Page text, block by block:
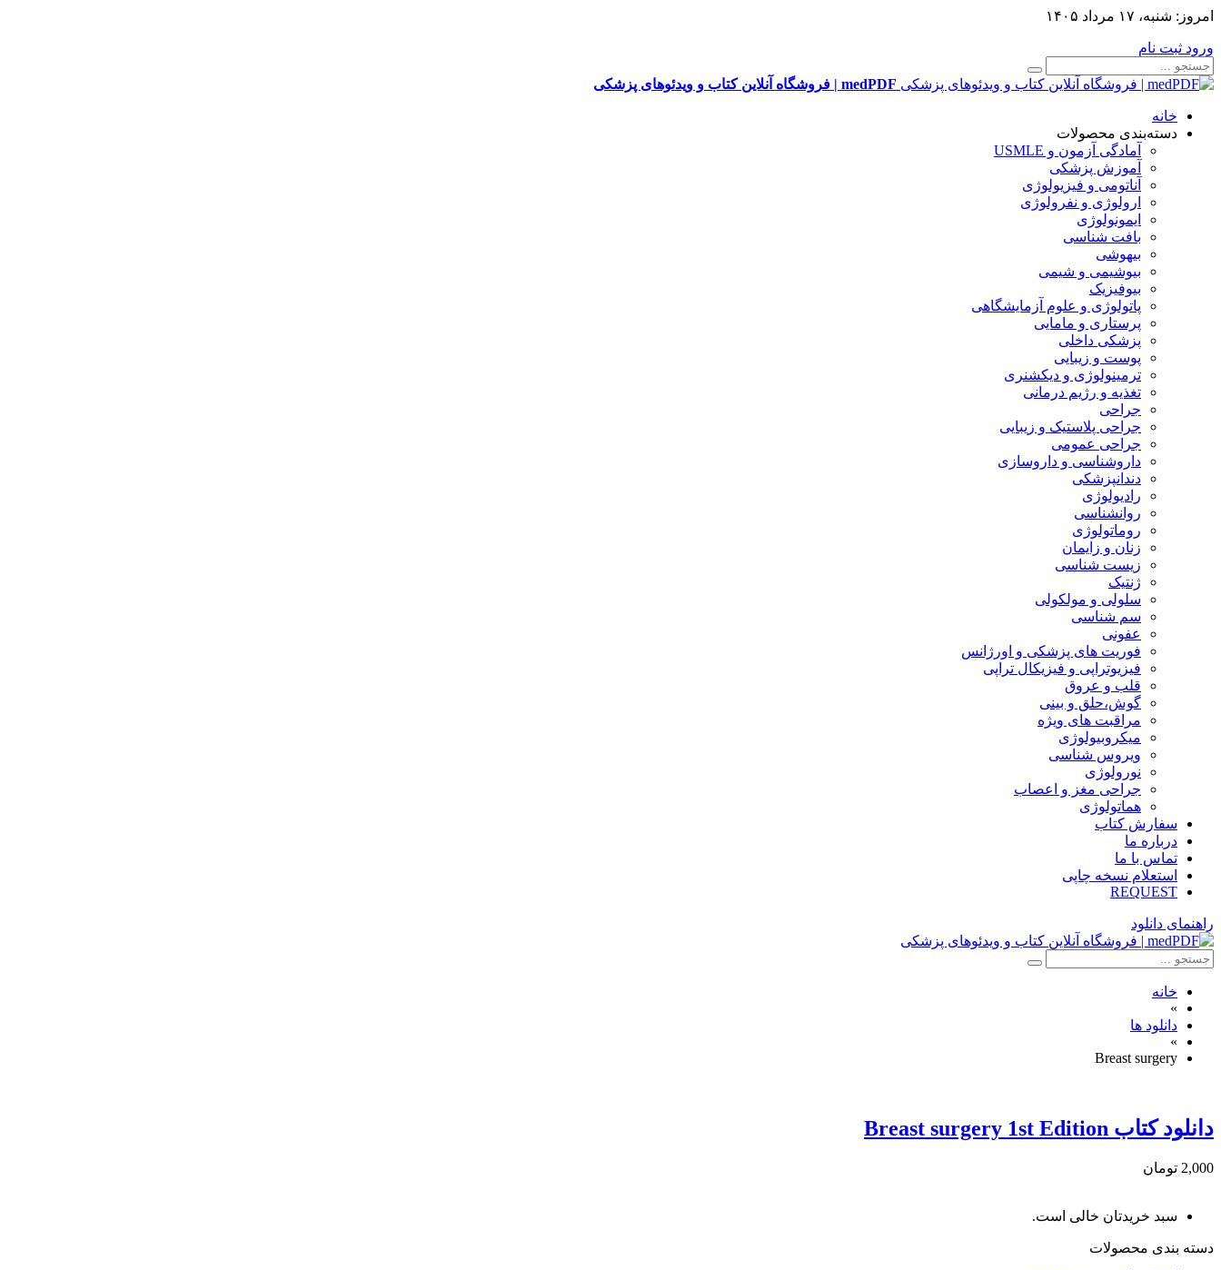
امروز: شنبه، ۱۷ مرداد ۱۴۰۵
ورود ثبت نام
medPDF | فروشگاه آنلاین کتاب و ویدئوهای پزشکی
خانه
دسته‌بندی محصولات
آمادگی آزمون و USMLE
آموزش پزشکی
آناتومی و فیزیولوژی
ارولوژی و نفرولوژی
ایمونولوژی
بافت شناسی
بیهوشی
بیوشیمی و شیمی
بیوفیزیک
پاتولوژی و علوم آزمایشگاهی
پرستاری و مامایی
پزشکی داخلی
پوست و زیبایی
ترمینولوژی و دیکشنری
تغذیه و رژیم درمانی
جراحی
جراحی پلاستیک و زیبایی
جراحی عمومی
داروشناسی و داروسازی
دندانپزشکی
رادیولوژی
روانشناسی
روماتولوژی
زنان و زایمان
زیست شناسی
ژنتیک
سلولی و مولکولی
سم شناسی
عفونی
فوریت های پزشکی و اورژانس
فیزیوتراپی و فیزیکال تراپی
قلب و عروق
گوش،حلق و بینی
مراقبت های ویژه
میکروبیولوژی
ویروس شناسی
نورولوژی
جراحی مغز و اعصاب
هماتولوژی
سفارش کتاب
درباره ما
تماس با ما
استعلام نسخه چاپی
REQUEST
راهنمای دانلود
خانه
»
دانلود ها
»
Breast surgery
دانلود کتاب Breast surgery 1st Edition
2,000 تومان
سبد خریدتان خالی است.
دسته بندی محصولات